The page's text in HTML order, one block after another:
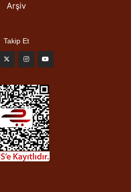
Arşiv
Takip Et